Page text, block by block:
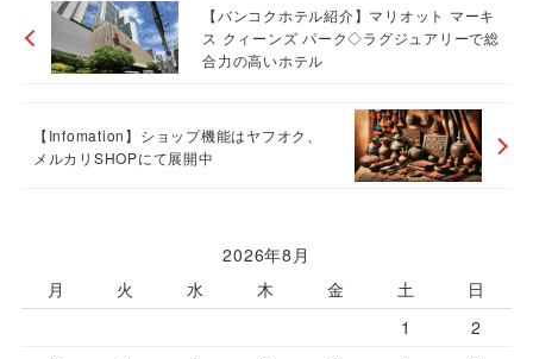
【バンコクホテル紹介】マリオット マーキ
ス クィーンズ パーク◇ラグジュアリーで総
合力の高いホテル
【Infomation】ショップ機能はヤフオク、
メルカリSHOPにて展開中
2026年8月
月
火 水 木 金 土
日
1
2